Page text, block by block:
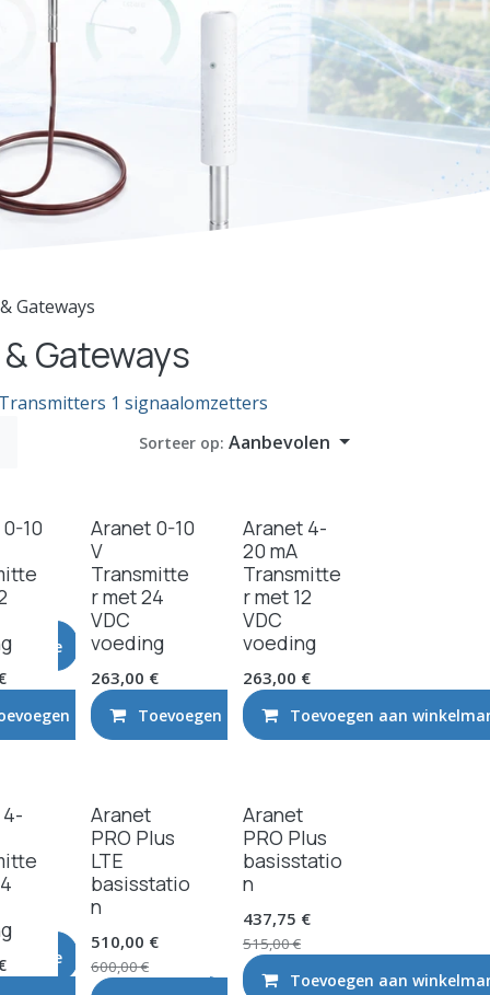
Gateways
Gateways
Transmitters 1 signaalomzetters
Sorteer op: Aanbevolen
10
aan winkelmandje
Aranet 0-10
V
Transmitte
r met 24
VDC
voeding
263,00 €
Toevoegen aan winkelmandje
Aranet 4-
20 mA
Transmitte
r met 12
VDC
voeding
263,00 €
Toevoegen aan
Nieuw!
Aranet
PRO Plus
LTE
basisstatio
n
510,00 €
600,00€
Aranet
PRO Plus
basisstatio
n
437,75 €
515,00€
Toevoegen aan